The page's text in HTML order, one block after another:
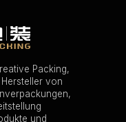
Packing,
von
und